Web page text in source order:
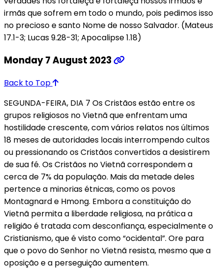
irmãs que sofrem em todo o mundo, pois pedimos isso
no precioso e santo Nome de nosso Salvador. (Mateus
17.1-3; Lucas 9.28-31; Apocalipse 1.18)
Monday 7 August 2023
Back to Top
SEGUNDA-FEIRA, DIA 7 Os Cristãos estão entre os
grupos religiosos no Vietnã que enfrentam uma
hostilidade crescente, com vários relatos nos últimos
18 meses de autoridades locais interrompendo cultos
ou pressionando os Cristãos convertidos a desistirem
de sua fé. Os Cristãos no Vietnã correspondem a
cerca de 7% da população. Mais da metade deles
pertence a minorias étnicas, como os povos
Montagnard e Hmong. Embora a constituição do
Vietnã permita a liberdade religiosa, na prática a
religião é tratada com desconfiança, especialmente o
Cristianismo, que é visto como “ocidental”. Ore para
que o povo do Senhor no Vietnã resista, mesmo que a
oposição e a perseguição aumentem.